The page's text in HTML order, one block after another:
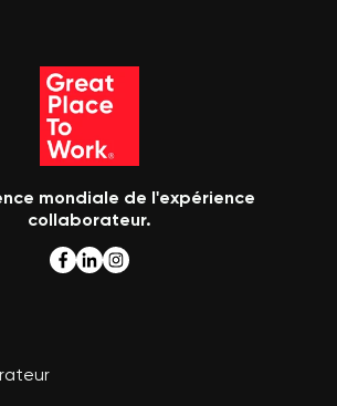
mondiale de l'expérience
collaborateur.